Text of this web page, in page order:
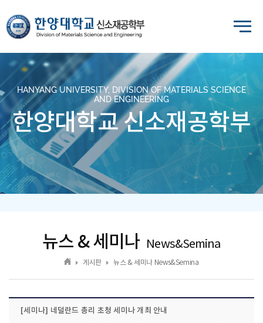
HANYANG UNIVERSITY, DIVISION OF MATERIALS SCIENCE
AND ENGINEERING
한양대학교 신소재공학부
뉴스 & 세미나 News&Semina
게시판 뉴스 & 세미나 News&Semina
[세미나] 네덜란드 총리 초청 세미나 개최 안내